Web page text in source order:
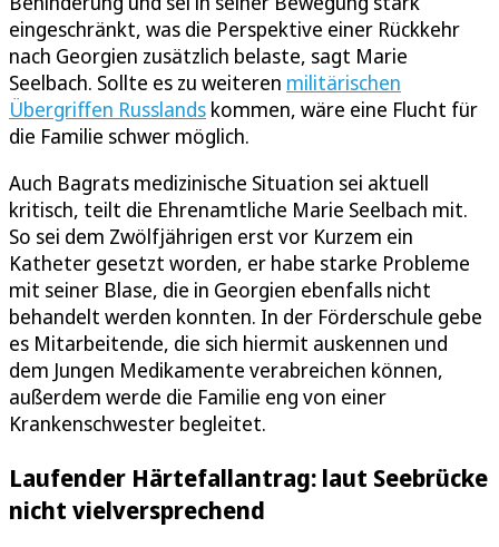
eingeschränkt, was die Perspektive einer Rückkehr
nach Georgien zusätzlich belaste, sagt Marie
Seelbach. Sollte es zu weiteren militärischen
Übergriffen Russlands kommen, wäre eine Flucht für
die Familie schwer möglich.
Auch Bagrats medizinische Situation sei aktuell
kritisch, teilt die Ehrenamtliche Marie Seelbach mit.
So sei dem Zwölfjährigen erst vor Kurzem ein
Katheter gesetzt worden, er habe starke Probleme
mit seiner Blase, die in Georgien ebenfalls nicht
behandelt werden konnten. In der Förderschule gebe
es Mitarbeitende, die sich hiermit auskennen und
dem Jungen Medikamente verabreichen können,
außerdem werde die Familie eng von einer
Krankenschwester begleitet.
Laufender Härtefallantrag: laut Seebrücke
nicht vielversprechend